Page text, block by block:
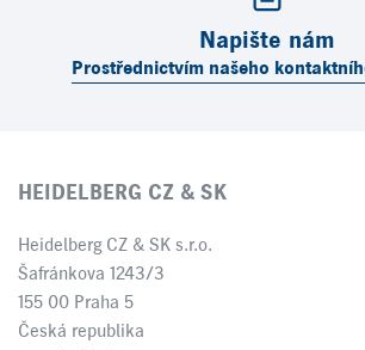
Napište nám
Prostřednictvím našeho
HEIDELBERG CZ & SK
Heidelberg CZ & SK s.r.o.
Šafránkova 1243/3
155 00 Praha 5
Česká republika